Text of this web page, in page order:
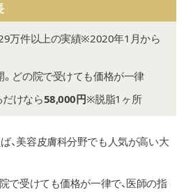
万件以上の実績※2020年1月から
どの院で受けても価格が一律
けなら58,000円※脱脂1ヶ所
、美容皮膚科分野でも人気が高い大
で受けても価格が一律で、医師の指